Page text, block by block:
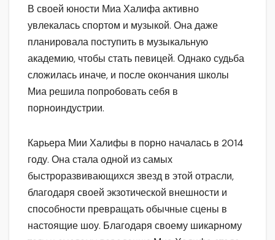
В своей юности Миа Халифа активно
увлекалась спортом и музыкой. Она даже
планировала поступить в музыкальную
академию, чтобы стать певицей. Однако судьба
сложилась иначе, и после окончания школы
Миа решила попробовать себя в
порноиндустрии.
Карьера Мии Халифы в порно началась в 2014
году. Она стала одной из самых
быстроразвивающихся звезд в этой отрасли,
благодаря своей экзотической внешности и
способности превращать обычные сцены в
настоящие шоу. Благодаря своему шикарному